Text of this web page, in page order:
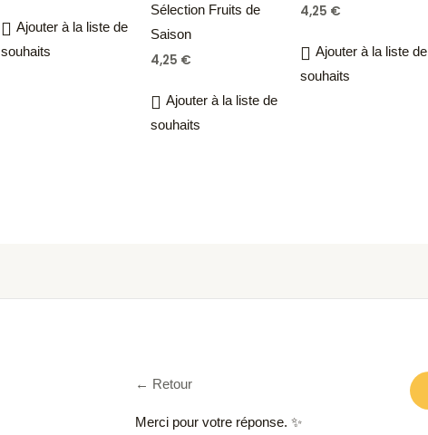
Ajouter à la liste de
souhaits
Sélection Fruits de
Saison
4,25 €
Ajouter à la liste de
souhaits
4,25 €
Ajouter à la liste de
souhaits
← Retour
Merci pour votre réponse. ✨